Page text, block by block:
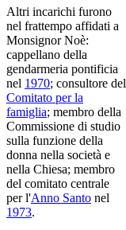
Altri incarichi furono
nel frattempo affidati a
Monsignor Noè:
cappellano della
gendarmeria pontificia
nel 1970; consultore del
Comitato per la
famiglia; membro della
Commissione di studio
sulla funzione della
donna nella società e
nella Chiesa; membro
del comitato centrale
per l'Anno Santo nel
1973.